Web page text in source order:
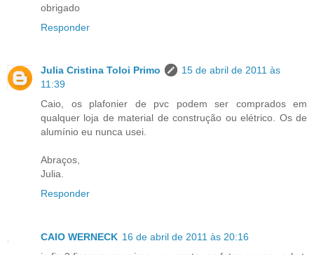
obrigado
Responder
Julia Cristina Toloi Primo
15 de abril de 2011 às
11:39
Caio, os plafonier de pvc podem ser comprados em
qualquer loja de material de construção ou elétrico. Os de
alumínio eu nunca usei.
Abraços,
Julia.
Responder
CAIO WERNECK 16 de abril de 2011 às 20:16